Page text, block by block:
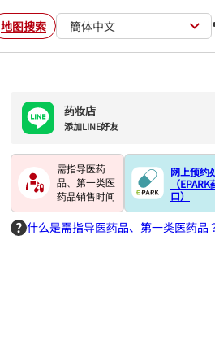
地图搜索 簡体中文
药妆店
添加LINE好友
需指导医药
品、第一类医
药品销售时间
网上预约
（
口）
什么是需指导医药品、第一类医药品